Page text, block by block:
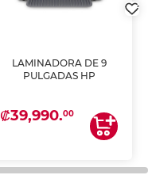
LAMINADORA DE 9
PULGADAS HP
₡39,990.00